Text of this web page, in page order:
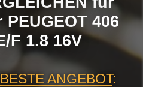
406
F 1.8 16V
BESTE ANGEBOT: